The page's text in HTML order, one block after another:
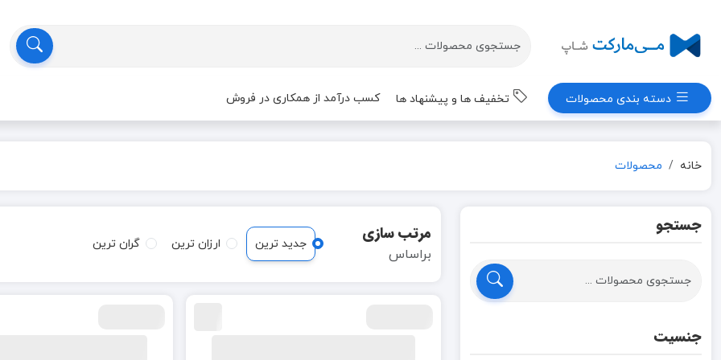
دسته بندی محصولات تخفیف ها و پیشنهاد ها کسب درآمد از همکاری در فروش
خانه محصولات
جستجو
جنسیت
مرتب سازی
براساس
جدید ترین ارزان ترین گران ترین